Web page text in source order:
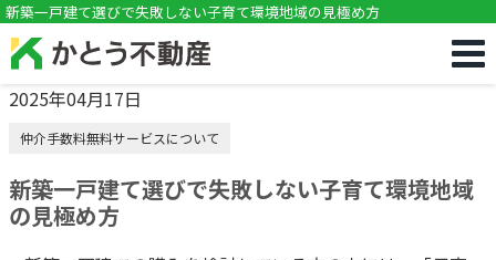
!DOCTYPE html>
新築一戸建て選びで失敗しない子育て環境地域の見極め方
2025年04月17日
仲介手数料無料サービスについて
新築一戸建て選びで失敗しない子育て環境地域
の見極め方